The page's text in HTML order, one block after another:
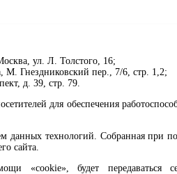
ул. Л. Толстого, 16;
М. Гнездниковский пер., 7/6, стр. 1,2;
д. 39, стр. 79.
для обеспечения
данных технологий. Собранная
сайта.
«cookie», будет передаваться